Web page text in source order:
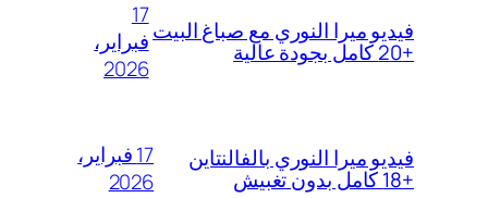
فيديو ميرا النوري مع صباغ البيت
+20 كامل بجودة عالية
17
فبراير،
2026
فيديو ميرا النوري بالفالنتاين
+18 كامل بدون تغبيش
17 فبراير،
2026